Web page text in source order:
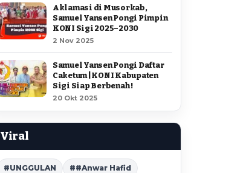
Aklamasi di Musorkab,
Samuel Yansen Pongi Pimpin
KONI Sigi 2025–2030
2 Nov 2025
Samuel Yansen Pongi Daftar
Caketum | KONI Kabupaten
Sigi Siap Berbenah !
20 Okt 2025
Viral
#UNGGULAN ##Anwar Hafid